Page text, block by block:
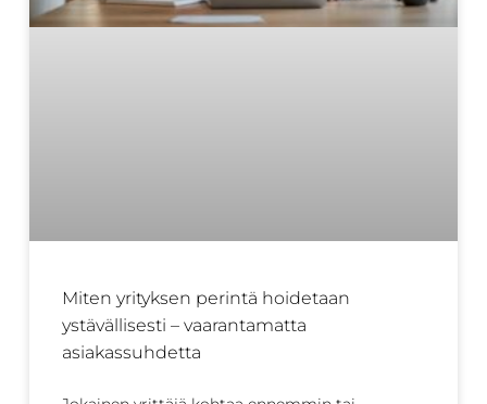
Miten yrityksen perintä hoidetaan
ystävällisesti – vaarantamatta
asiakassuhdetta